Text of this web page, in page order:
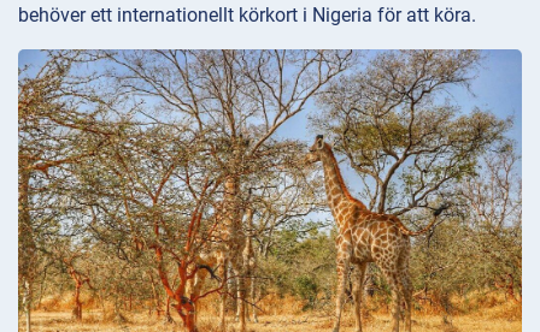
behöver ett internationellt körkort i Nigeria för att köra.